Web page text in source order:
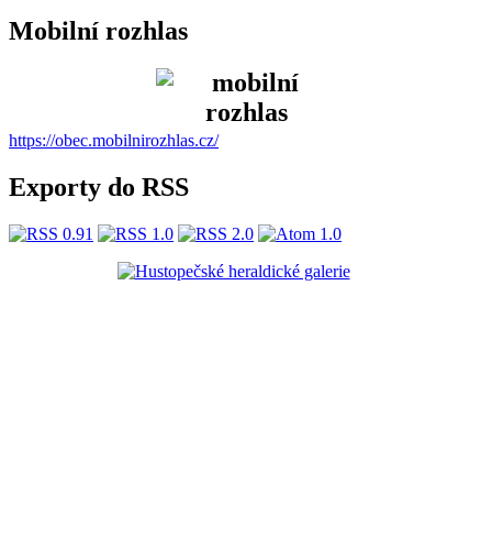
Mobilní rozhlas
https://obec.mobilnirozhlas.cz/
Exporty do RSS